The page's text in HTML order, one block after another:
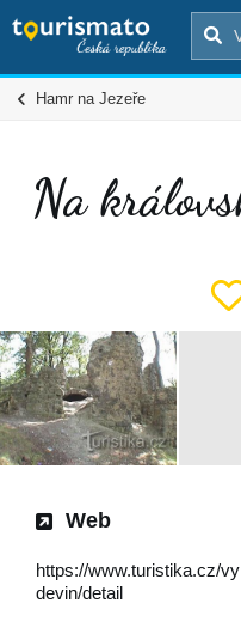
Hamr na Jezeře
Na
Web
https://www.turistika.cz/
devin/detail